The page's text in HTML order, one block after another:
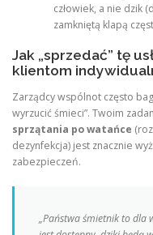
człowiek, a nie dzik
zamkniętą klapą
Jak „sprzedać” tę
klientom
Zarządcy wspólnot często
wyrzucić śmieci”. Twoim
sprzątania po watańce
dezynfekcja) jest znacznie
zabezpieczeń.
„Państwa śmietnik to dla